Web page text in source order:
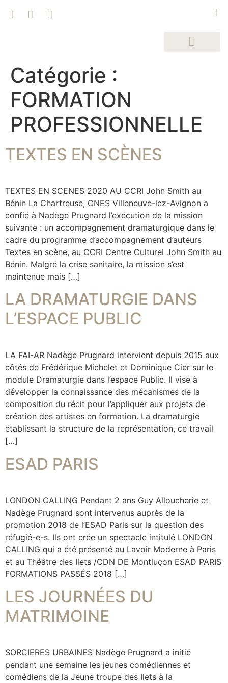
Catégorie :
FORMATION
PROFESSIONNELLE
TEXTES EN SCÈNES
TEXTES EN SCENES 2020 AU CCRI John Smith au
Bénin La Chartreuse, CNES Villeneuve-lez-Avignon a
confié à Nadège Prugnard l’exécution de la mission
suivante : un accompagnement dramaturgique dans le
cadre du programme d’accompagnement d’auteurs
Textes en scène, au CCRI Centre Culturel John Smith au
Bénin. Malgré la crise sanitaire, la mission s’est
maintenue mais […]
LA DRAMATURGIE DANS
L’ESPACE PUBLIC
LA FAI-AR Nadège Prugnard intervient depuis 2015 aux
côtés de Frédérique Michelet et Dominique Cier sur le
module Dramaturgie dans l’espace Public. Il vise à
développer la connaissance des mécanismes de la
composition du récit pour l’appliquer aux projets de
création des artistes en formation. La dramaturgie
établissant la structure de la représentation, ce travail
[…]
ESAD PARIS
LONDON CALLING Pendant 2 ans Guy Alloucherie et
Nadège Prugnard sont intervenus auprès de la
promotion 2018 de l’ESAD Paris sur la question des
réfugié-e-s. Ils ont crée un spectacle intitulé LONDON
CALLING qui a été présenté au Lavoir Moderne à Paris
et au Théâtre des Ilets /CDN DE Montluçon ESAD PARIS
FORMATIONS PASSÉS 2018 […]
LES JOURNÉES DU
MATRIMOINE
SORCIERES URBAINES Nadège Prugnard a initié
pendant une semaine les jeunes comédiennes et
comédiens de la Jeune troupe des Ilets à la